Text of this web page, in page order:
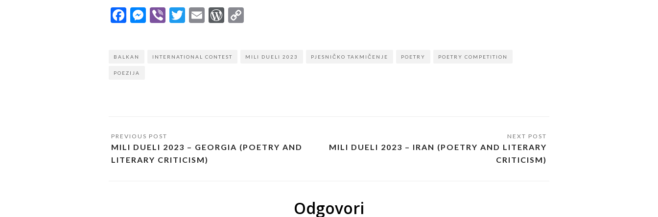
Facebook
Messenger
ViberTwitter
EmailWordPress
BALKAN INTERNATIONAL CONTEST MILI DUELI 2023 PJESNIČKO TAKMIČENJE POETRY POETRY COMPETITION
POEZIJA
MILI DUELI 2023 – GEORGIA (POETRY AND
LITERARY CRITICISM)
MILI DUELI 2023 – IRAN (POETRY AND LITERARY
CRITICISM)
Odgovori